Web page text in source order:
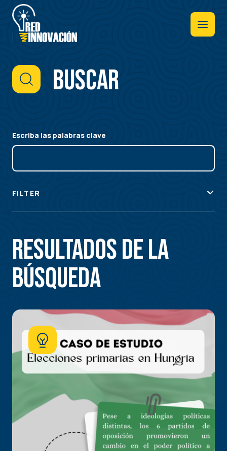
Pasar
contenido
principal
Buscar
Escriba las palabras clave
FILTER
Resultados de la
búsqueda